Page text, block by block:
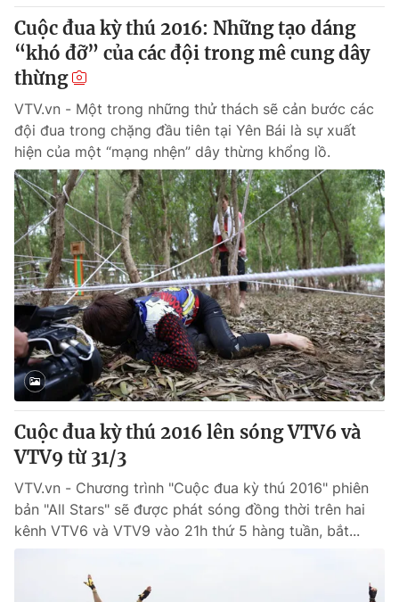
Cuộc đua kỳ thú 2016: Những tạo dáng
“khó đỡ” của các đội trong mê cung dây
thừng
VTV.vn - Một trong những thử thách sẽ cản bước các
đội đua trong chặng đầu tiên tại Yên Bái là sự xuất
hiện của một “mạng nhện” dây thừng khổng lồ.
Cuộc đua kỳ thú 2016 lên sóng VTV6 và
VTV9 từ 31/3
VTV.vn - Chương trình "Cuộc đua kỳ thú 2016" phiên
bản "All Stars" sẽ được phát sóng đồng thời trên hai
kênh VTV6 và VTV9 vào 21h thứ 5 hàng tuần, bắt...